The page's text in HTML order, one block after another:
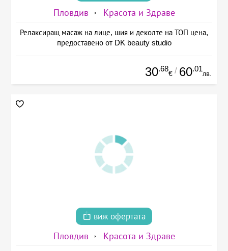
Пловдив Красота и Здраве
Релаксиращ масаж на лице, шия и деколте на ТОП цена,
предоставено от DK beauty studio
30.68
€ / 60.01
лв.
виж офертата
Пловдив Красота и Здраве